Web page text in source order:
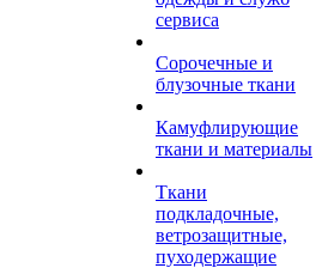
сервиса
Сорочечные и
блузочные ткани
Камуфлирующие
ткани и материалы
Ткани
подкладочные,
ветрозащитные,
пуходержащие